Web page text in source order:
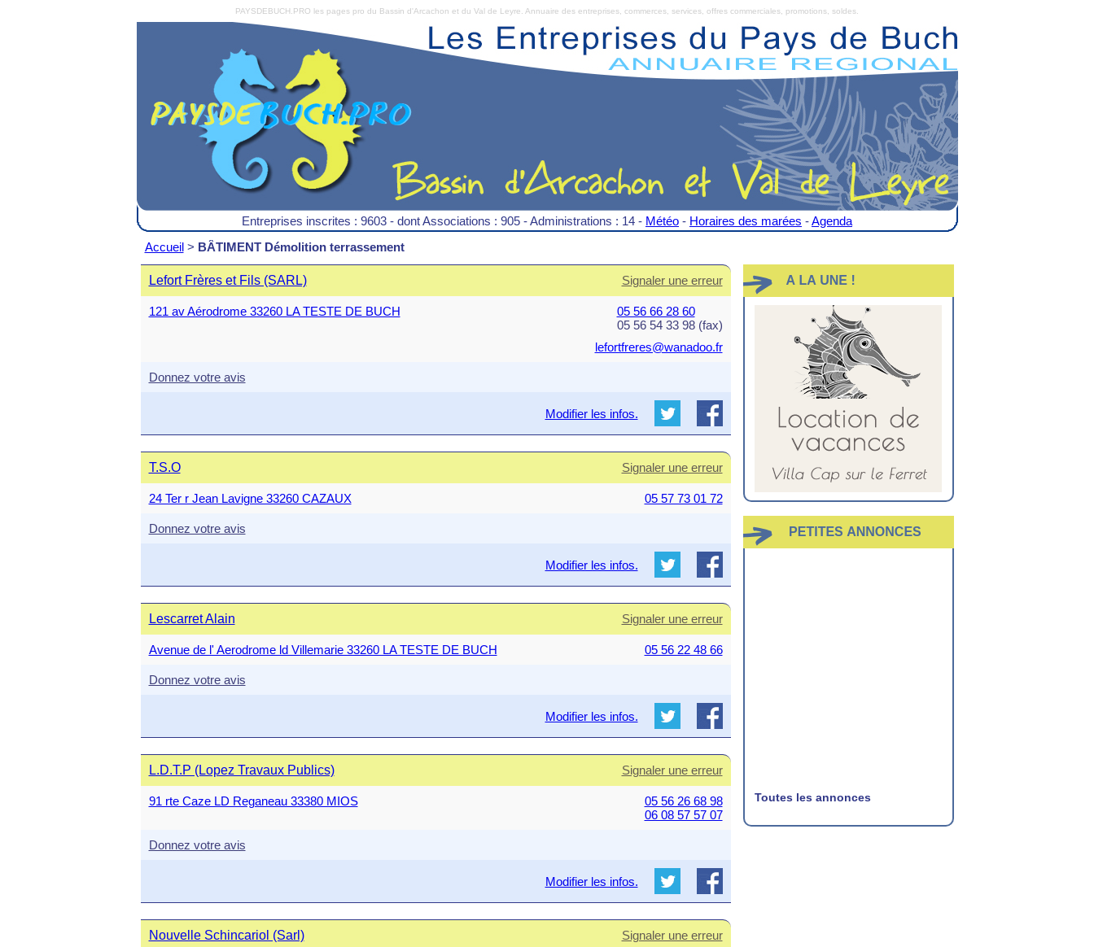
PAYSDEBUCH.PRO les pages pro du Bassin d'Arcachon et du Val de Leyre. Annuaire des entreprises, commerces, services, offres commerciales, promotions, soldes.
Entreprises inscrites : 9603 - dont Associations : 905 - Administrations : 14 - Météo - Horaires des marées -Agenda
Accueil> BÂTIMENT Démolition terrassement
Lefort Frères et Fils (SARL) Signaler une erreur
121 av Aérodrome 33260 LA TESTE DE BUCH
05 56 66 28 60
05 56 54 33 98 (fax)
lefortfreres@wanadoo.fr
Donnez votre avis
Modifier les infos.
T.S.O Signaler une erreur
24 Ter r Jean Lavigne 33260 CAZAUX 05 57 73 01 72
Donnez votre avis
Modifier les infos.
Lescarret Alain Signaler une erreur
Avenue de l' Aerodrome ld Villemarie 33260 LA TESTE DE BUCH 05 56 22 48 66
Donnez votre avis
Modifier les infos.
L.D.T.P (Lopez Travaux Publics) Signaler une erreur
91 rte Caze LD Reganeau 33380 MIOS
05 56 26 68 98
06 08 57 57 07
Donnez votre avis
Modifier les infos.
Nouvelle Schincariol (Sarl) Signaler une erreur